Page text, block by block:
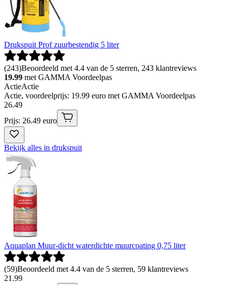
Drukspuit Prof zuurbestendig 5 liter
(243)Beoordeeld met 4.4 van de 5 sterren, 243 klantreviews
19.99 met GAMMA Voordeelpas
ActieActie
Actie, voordeelprijs: 19.99 euro met GAMMA Voordeelpas
26.49
Prijs: 26.49 euro
Bekijk alles in drukspuit
Aquaplan Muur-dicht waterdichte muurcoating 0,75 liter
(59)Beoordeeld met 4.4 van de 5 sterren, 59 klantreviews
21 .99